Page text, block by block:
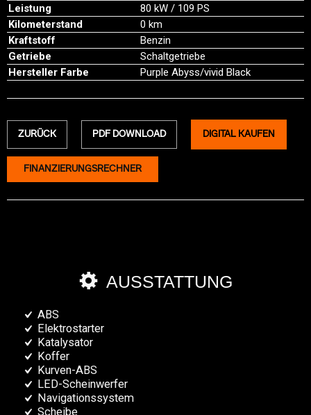
Leistung
80 kW / 109 PS
Kilometerstand
0 km
Kraftstoff
Benzin
Getriebe
Schaltgetriebe
Hersteller Farbe
Purple Abyss/vivid Black
ZURÜCK PDF DOWNLOAD DIGITAL KAUFEN
FINANZIERUNGSRECHNER
AUSSTATTUNG
ABS
Elektrostarter
Katalysator
Koffer
Kurven-ABS
LED-Scheinwerfer
Navigationssystem
Scheibe